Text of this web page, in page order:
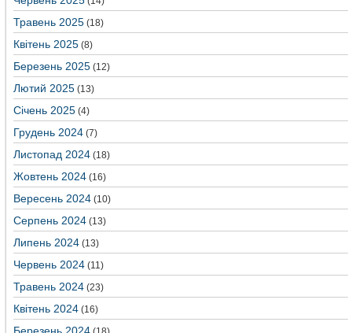
Травень 2025 (18)
Квітень 2025 (8)
Березень 2025 (12)
Лютий 2025 (13)
Січень 2025 (4)
Грудень 2024 (7)
Листопад 2024 (18)
Жовтень 2024 (16)
Вересень 2024 (10)
Серпень 2024 (13)
Липень 2024 (13)
Червень 2024 (11)
Травень 2024 (23)
Квітень 2024 (16)